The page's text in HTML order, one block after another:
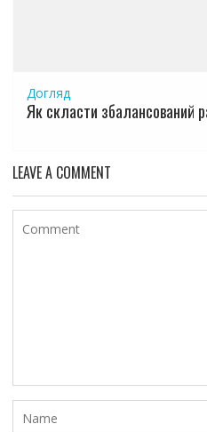
Догляд
Як скласти збалансований
LEAVE A COMMENT